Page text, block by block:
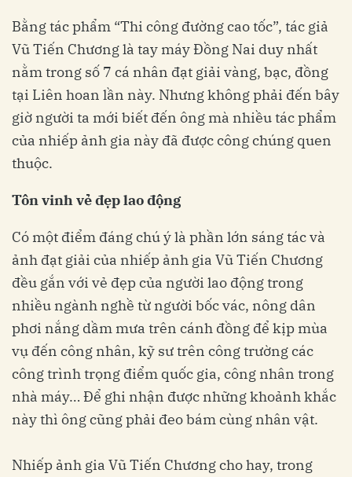
Bằng tác phẩm “Thi công đường cao tốc”, tác giả
Vũ Tiến Chương là tay máy Đồng Nai duy nhất
nằm trong số 7 cá nhân đạt giải vàng, bạc, đồng
tại Liên hoan lần này. Nhưng không phải đến bây
giờ người ta mới biết đến ông mà nhiều tác phẩm
của nhiếp ảnh gia này đã được công chúng quen
thuộc.
Tôn vinh vẻ đẹp lao động
Có một điểm đáng chú ý là phần lớn sáng tác và
ảnh đạt giải của nhiếp ảnh gia Vũ Tiến Chương
đều gắn với vẻ đẹp của người lao động trong
nhiều ngành nghề từ người bốc vác, nông dân
phơi nắng dầm mưa trên cánh đồng để kịp mùa
vụ đến công nhân, kỹ sư trên công trường các
công trình trọng điểm quốc gia, công nhân trong
nhà máy… Để ghi nhận được những khoảnh khắc
này thì ông cũng phải đeo bám cùng nhân vật.
Nhiếp ảnh gia Vũ Tiến Chương cho hay, trong